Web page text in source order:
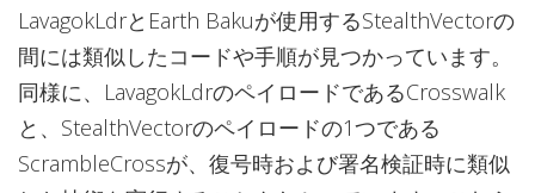
LavagokLdrとEarth Bakuが使用するStealthVectorの
間には類似したコードや手順が見つかっています。
同様に、LavagokLdrのペイロードであるCrosswalk
と、StealthVectorのペイロードの1つである
ScrambleCrossが、復号時および署名検証時に類似